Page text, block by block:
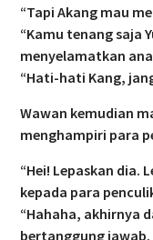
“Tapi Akang mau
“Kamu tenang saja
menyelamatkan
“Hati-hati Kang,
Wawan kemudian
menghampiri para
“Hei! Lepaskan dia.
kepada para
“Hahaha, akhirnya
bertanggung